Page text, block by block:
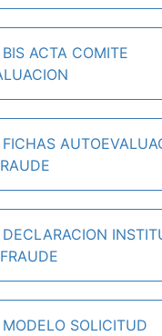
ACTA COMITE
SOLICITUD